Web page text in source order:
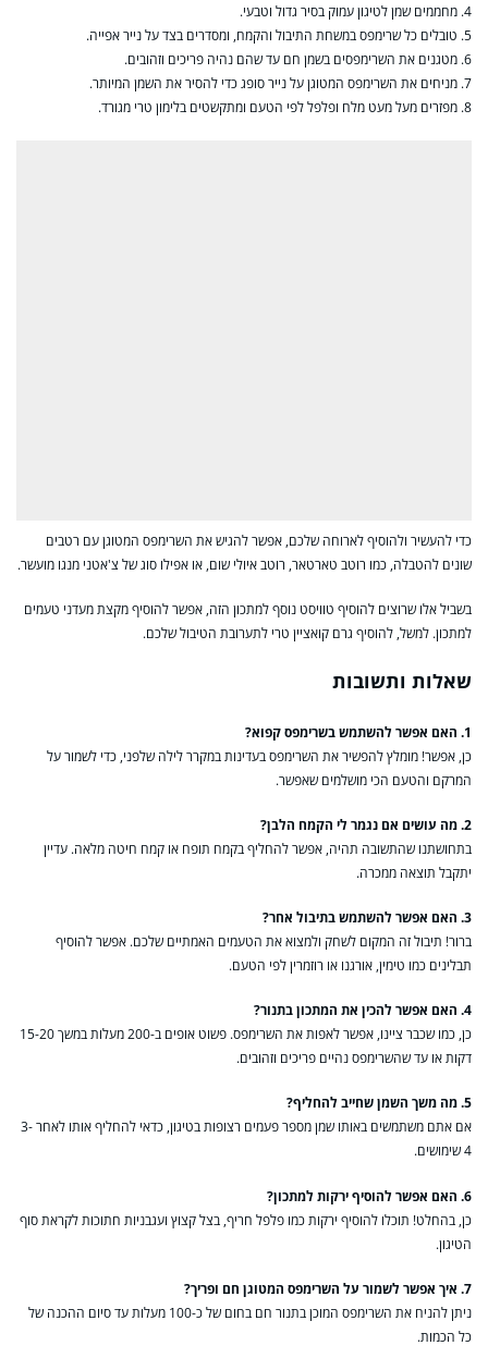
4. מחממים שמן לטיגון עמוק בסיר גדול וטבעי.
5. טובלים כל שרימפס במשחת התיבול והקמח, ומסדרים בצד על נייר אפייה.
6. מטגנים את השרימפסים בשמן חם עד שהם נהיה פריכים וזהובים.
7. מניחים את השרימפס המטוגן על נייר סופג כדי להסיר את השמן המיותר.
8. מפזרים מעל מעט מלח ופלפל לפי הטעם ומתקשטים בלימון טרי מגורד.
כדי להעשיר ולהוסיף לארוחה שלכם, אפשר להגיש את השרימפס המטוגן עם רטבים
שונים להטבלה, כמו רוטב טארטאר, רוטב איולי שום, או אפילו סוג של צ'אטני מנגו מועשר.
בשביל אלו שרוצים להוסיף טוויסט נוסף למתכון הזה, אפשר להוסיף מקצת מעדני טעמים
למתכון. למשל, להוסיף גרם קואציין טרי לתערובת הטיבול שלכם.
שאלות ותשובות
1. האם אפשר להשתמש בשרימפס קפוא?
כן, אפשר! מומלץ להפשיר את השרימפס בעדינות במקרר לילה שלפני, כדי לשמור על
המרקם והטעם הכי מושלמים שאפשר.
2. מה עושים אם נגמר לי הקמח הלבן?
בתחושתנו שהתשובה תהיה, אפשר להחליף בקמח תופח או קמח חיטה מלאה. עדיין
יתקבל תוצאה ממכרה.
3. האם אפשר להשתמש בתיבול אחר?
ברור! תיבול זה המקום לשחק ולמצוא את הטעמים האמתיים שלכם. אפשר להוסיף
תבלינים כמו טימין, אורגנו או רוזמרין לפי הטעם.
4. האם אפשר להכין את המתכון בתנור?
כן, כמו שכבר ציינו, אפשר לאפות את השרימפס. פשוט אופים ב-200 מעלות במשך 15-20
דקות או עד שהשרימפס נהיים פריכים וזהובים.
5. מה משך השמן שחייב להחליף?
אם אתם משתמשים באותו שמן מספר פעמים רצופות בטיגון, כדאי להחליף אותו לאחר 3-
4 שימושים.
6. האם אפשר להוסיף ירקות למתכון?
כן, בהחלט! תוכלו להוסיף ירקות כמו פלפל חריף, בצל קצוץ ועגבניות חתוכות לקראת סוף
הטיגון.
7. איך אפשר לשמור על השרימפס המטוגן חם ופריך?
ניתן להניח את השרימפס המוכן בתנור חם בחום של כ-100 מעלות עד סיום ההכנה של
כל הכמות.